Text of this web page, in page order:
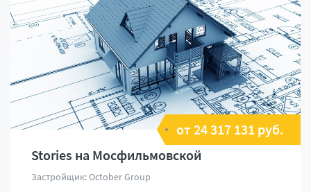
от 24 317 131 руб.
Stories на Мосфильмовской
Застройщик: October Group